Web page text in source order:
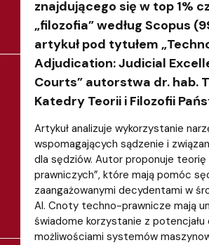
znajdującego się w top 1%
„filozofia” według Scopus
artykuł pod tytułem
Adjudication: Judicial
Courts” autorstwa dr. hab.
Katedry Teorii i Filozofii
Artykuł analizuje wykorzystanie
wspomagających sądzenie i
dla sędziów. Autor proponuje
prawniczych”, które mają pomóc
zaangażowanymi decydentami w
AI. Cnoty techno-prawnicze mają
świadome korzystanie z
możliwościami systemów